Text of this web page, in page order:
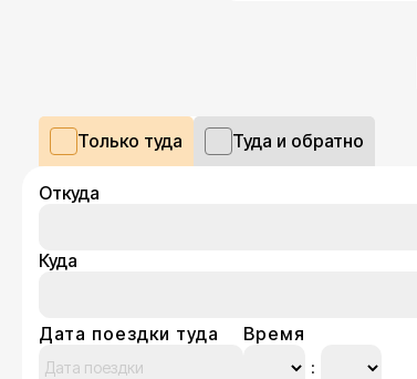
Только туда Туда и обратно
Откуда
Куда
Дата поездки туда Время